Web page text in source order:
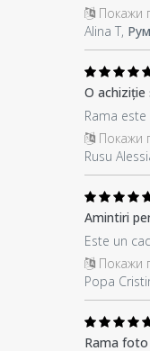
Покажи
Alina T,
O achiziție
Rama
Покажи
Rusu
Amintiri
Este un
Покажи
Popa
Rama foto